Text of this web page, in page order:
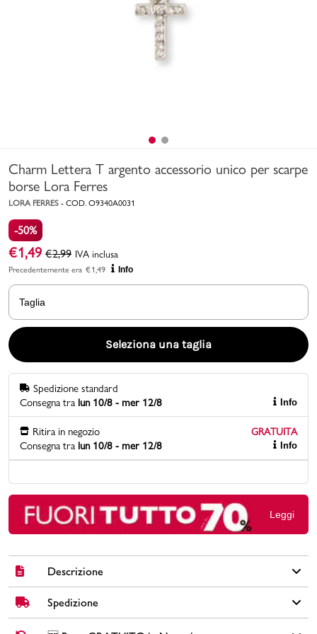
Bambino
Marchi
Accedi | Registrati
Carrello
Promo & News
negozi
contatti
pcard
Charm Lettera T argento accessorio unico per scarpe
borse Lora Ferres
LORA FERRES - COD. O9340A0031
-50%
€1,49 €2,99 IVA inclusa
Precedentemente era €1,49 Info
Taglia
Seleziona una taglia
Spedizione standard
Consegna tra lun 10/8 - mer 12/8 Info
Ritira in negozio
GRATUITA
Consegna tra lun 10/8 - mer 12/8 Info
Leggi
Descrizione
Distinguiti con il charm iniziale T, realizzato in lega metallica
argentata e strass scintillanti. Perfetto per personalizzare scarpe
da ginnastica, borse o zaini con un tocco luminoso. Facile da
Spedizione